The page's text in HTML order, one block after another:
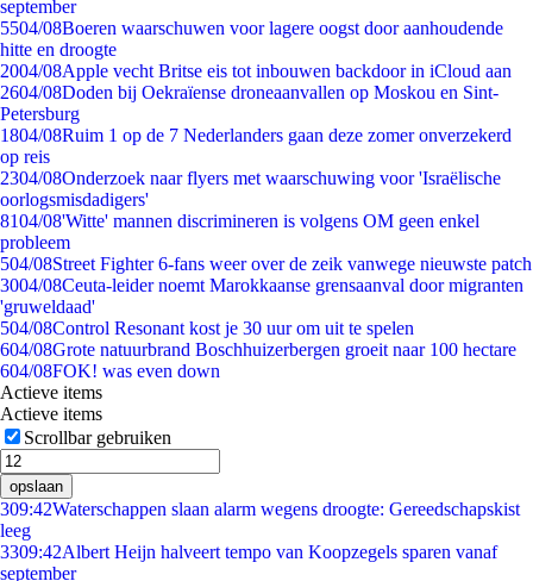
september
5504/08Boeren waarschuwen voor lagere oogst door aanhoudende
hitte en droogte
2004/08Apple vecht Britse eis tot inbouwen backdoor in iCloud aan
2604/08Doden bij Oekraïense droneaanvallen op Moskou en Sint-
Petersburg
1804/08Ruim 1 op de 7 Nederlanders gaan deze zomer onverzekerd
op reis
2304/08Onderzoek naar flyers met waarschuwing voor 'Israëlische
oorlogsmisdadigers'
8104/08'Witte' mannen discrimineren is volgens OM geen enkel
probleem
504/08Street Fighter 6-fans weer over de zeik vanwege nieuwste patch
3004/08Ceuta-leider noemt Marokkaanse grensaanval door migranten
'gruweldaad'
504/08Control Resonant kost je 30 uur om uit te spelen
604/08Grote natuurbrand Boschhuizerbergen groeit naar 100 hectare
604/08FOK! was even down
Actieve items
Actieve items
Scrollbar gebruiken
opslaan
309:42Waterschappen slaan alarm wegens droogte: Gereedschapskist
leeg
3309:42Albert Heijn halveert tempo van Koopzegels sparen vanaf
september